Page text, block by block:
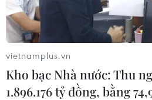
vietnamplus.vn
Kho bạc Nhà nước: Thu
1.896.176 tỷ đồng, bằng